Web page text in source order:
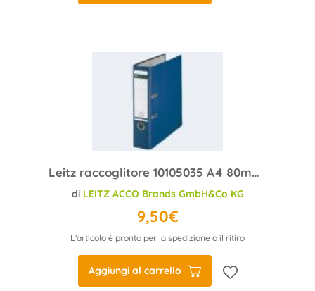
Leitz raccoglitore 10105035 A4 80mm plastica blu
di LEITZ ACCO Brands GmbH&Co KG
9,50€
L'articolo è pronto per la spedizione o il ritiro
Aggiungi al carrello